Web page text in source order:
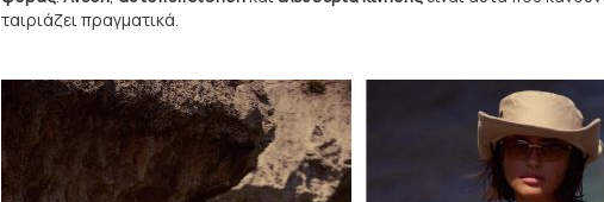
ταιριάζει πραγματικά.